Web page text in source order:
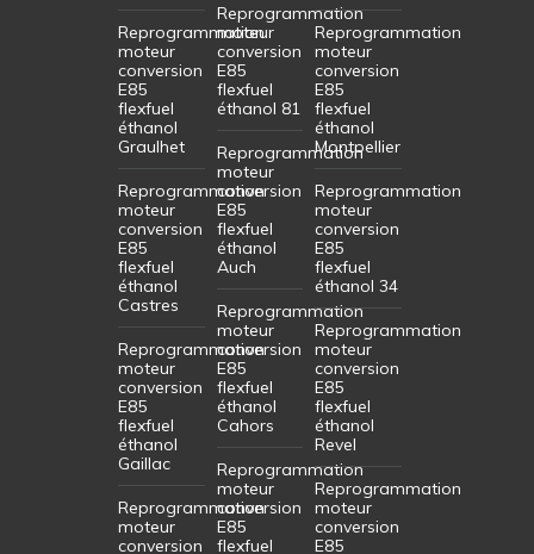
Reprogrammation
moteur
conversion
E85
flexfuel
éthanol
Graulhet
Reprogrammation
moteur
conversion
E85
flexfuel
éthanol
Castres
Reprogrammation
moteur
conversion
E85
flexfuel
éthanol
Gaillac
Reprogrammation
moteur
conversion
Reprogrammation
moteur
conversion
E85
flexfuel
éthanol 81
Reprogrammation
moteur
conversion
E85
flexfuel
éthanol
Auch
Reprogrammation
moteur
conversion
E85
flexfuel
éthanol
Cahors
Reprogrammation
moteur
conversion
E85
flexfuel
Reprogrammation
moteur
conversion
E85
flexfuel
éthanol
Montpellier
Reprogrammation
moteur
conversion
E85
flexfuel
éthanol 34
Reprogrammation
moteur
conversion
E85
flexfuel
éthanol
Revel
Reprogrammation
moteur
conversion
E85